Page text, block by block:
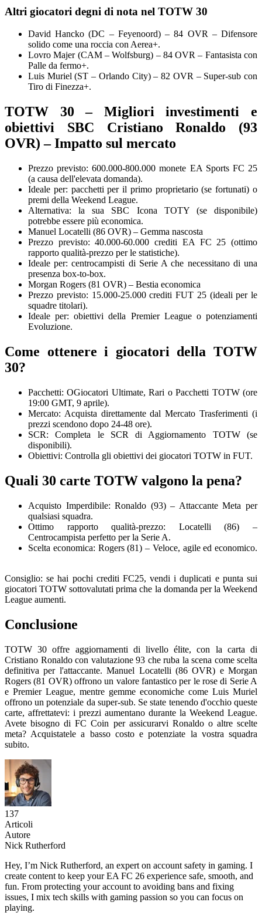
Altri giocatori degni di nota nel TOTW 30
David Hancko (DC – Feyenoord) – 84 OVR – Difensore
solido come una roccia con Aerea+.
Lovro Majer (CAM – Wolfsburg) – 84 OVR – Fantasista con
Palle da fermo+.
Luis Muriel (ST – Orlando City) – 82 OVR – Super-sub con
Tiro di Finezza+.
TOTW 30 – Migliori investimenti e
obiettivi SBC Cristiano Ronaldo (93
OVR) – Impatto sul mercato
Prezzo previsto: 600.000-800.000 monete EA Sports FC 25
(a causa dell'elevata domanda).
Ideale per: pacchetti per il primo proprietario (se fortunati) o
premi della Weekend League.
Alternativa: la sua SBC Icona TOTY (se disponibile)
potrebbe essere più economica.
Manuel Locatelli (86 OVR) – Gemma nascosta
Prezzo previsto: 40.000-60.000 crediti EA FC 25 (ottimo
rapporto qualità-prezzo per le statistiche).
Ideale per: centrocampisti di Serie A che necessitano di una
presenza box-to-box.
Morgan Rogers (81 OVR) – Bestia economica
Prezzo previsto: 15.000-25.000 crediti FUT 25 (ideali per le
squadre titolari).
Ideale per: obiettivi della Premier League o potenziamenti
Evoluzione.
Come ottenere i giocatori della TOTW
30?
Pacchetti: OGiocatori Ultimate, Rari o Pacchetti TOTW (ore
19:00 GMT, 9 aprile).
Mercato: Acquista direttamente dal Mercato Trasferimenti (i
prezzi scendono dopo 24-48 ore).
SCR: Completa le SCR di Aggiornamento TOTW (se
disponibili).
Obiettivi: Controlla gli obiettivi dei giocatori TOTW in FUT.
Quali 30 carte TOTW valgono la pena?
Acquisto Imperdibile: Ronaldo (93) – Attaccante Meta per
qualsiasi squadra.
Ottimo rapporto qualità-prezzo: Locatelli (86) –
Centrocampista perfetto per la Serie A.
Scelta economica: Rogers (81) – Veloce, agile ed economico.
Consiglio: se hai pochi crediti FC25, vendi i duplicati e punta sui
giocatori TOTW sottovalutati prima che la domanda per la Weekend
League aumenti.
Conclusione
TOTW 30 offre aggiornamenti di livello élite, con la carta di
Cristiano Ronaldo con valutazione 93 che ruba la scena come scelta
definitiva per l'attaccante. Manuel Locatelli (86 OVR) e Morgan
Rogers (81 OVR) offrono un valore fantastico per le rose di Serie A
e Premier League, mentre gemme economiche come Luis Muriel
offrono un potenziale da super-sub. Se state tenendo d'occhio queste
carte, affrettatevi: i prezzi aumentano durante la Weekend League.
Avete bisogno di FC Coin per assicurarvi Ronaldo o altre scelte
meta? Acquistatele a basso costo e potenziate la vostra squadra
subito.
137
Articoli
Autore
Nick Rutherford
Hey, I’m Nick Rutherford, an expert on account safety in gaming. I
create content to keep your EA FC 26 experience safe, smooth, and
fun. From protecting your account to avoiding bans and fixing
issues, I mix tech skills with gaming passion so you can focus on
playing.